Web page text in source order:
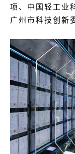
项、中国轻工业
广州市科技创新